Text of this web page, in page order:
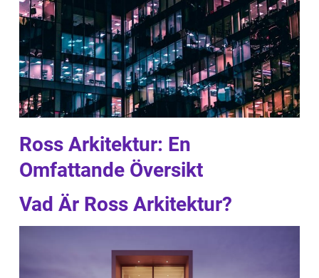
Ross Arkitektur: En
Omfattande Översikt
Vad Är Ross Arkitektur?